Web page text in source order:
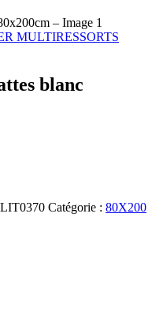
MULTIRESSORTS
blanc
LIT0370 Catégorie : 80X200